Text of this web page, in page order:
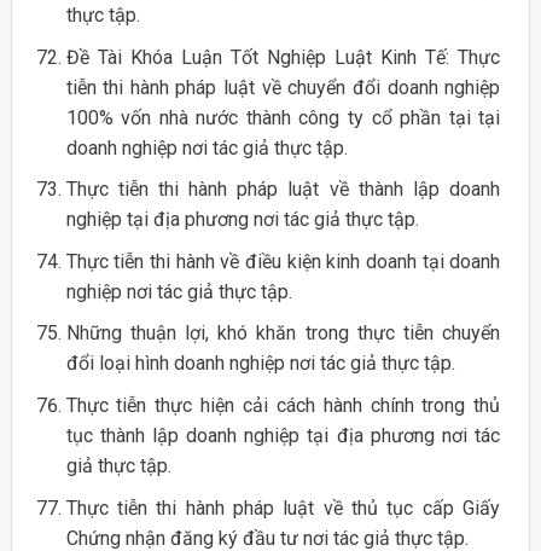
thực tập.
Đề Tài Khóa Luận Tốt Nghiệp Luật Kinh Tế: Thực
tiễn thi hành pháp luật về chuyển đổi doanh nghiệp
100% vốn nhà nước thành công ty cổ phần tại tại
doanh nghiệp nơi tác giả thực tập.
Thực tiễn thi hành pháp luật về thành lập doanh
nghiệp tại địa phương nơi tác giả thực tập.
Thực tiễn thi hành về điều kiện kinh doanh tại doanh
nghiệp nơi tác giả thực tập.
Những thuận lợi, khó khăn trong thực tiễn chuyển
đổi loại hình doanh nghiệp nơi tác giả thực tập.
Thực tiễn thực hiện cải cách hành chính trong thủ
tục thành lập doanh nghiệp tại địa phương nơi tác
giả thực tập.
Thực tiễn thi hành pháp luật về thủ tục cấp Giấy
Chứng nhận đăng ký đầu tư nơi tác giả thực tập.